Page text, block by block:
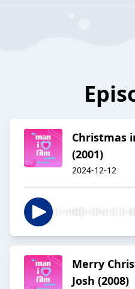
Christmas
(2001)
2024-12-12
Merry
Josh (2008)